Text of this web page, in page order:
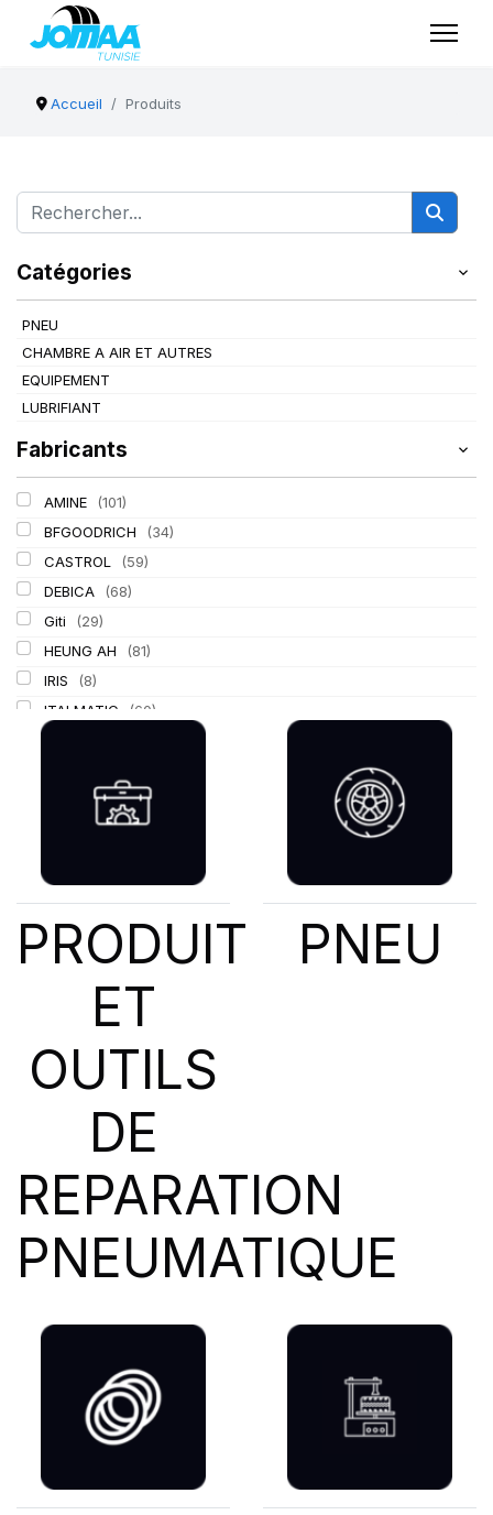
Accueil Produits
Catégories
PNEU
CHAMBRE A AIR ET AUTRES
EQUIPEMENT
LUBRIFIANT
Fabricants
AMINE
(101)
BFGOODRICH
(34)
CASTROL
(59)
DEBICA
(68)
Giti
(29)
HEUNG AH
(81)
IRIS
(8)
ITALMATIC
(60)
LING LONG (152)
MICHELIN (345)
Mondolfo ferro (31)
PROMETEON
(18)
(23)
STICA
PRODUIT
ET
OUTILS
DE
REPARATION
PNEUMATIQUE
PNEU